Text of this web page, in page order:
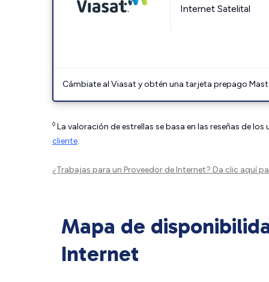
Internet Satelital
Cámbiate al Viasat y obtén una tarjeta prepago
◊ La valoración de estrellas se basa en las reseñas de
cliente.
¿Trabajas para un Proveedor de Internet? Da clic aquí
Mapa de
Internet